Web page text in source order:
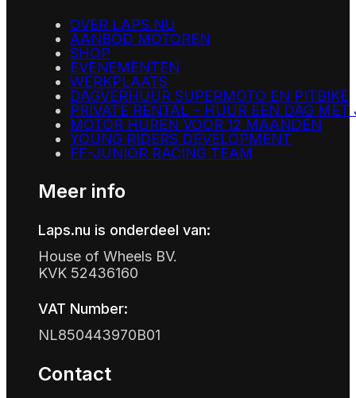
OVER LAPS.NU
AANBOD MOTOREN
SHOP
EVENEMENTEN
WERKPLAATS
DAGVERHUUR SUPERMOTO EN PITBIKE
PRIVATE RENTAL – HUUR EEN DAG MET
MOTOR HUREN VOOR 12 MAANDEN
YOUNG RIDERS DEVELOPMENT
FF-JUNIOR RACING TEAM
Meer info
Laps.nu is onderdeel van:
House of Wheels BV.
KVK 52436160
VAT Number:
NL850443970B01
Contact